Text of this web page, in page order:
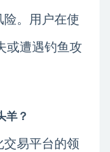
险。用户在使
或遭遇钓鱼攻
羊？
易平台的领